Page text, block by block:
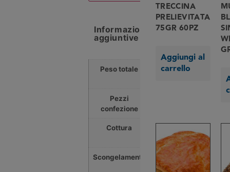
Informazioni
aggiuntive
Peso totale
5,880
Pezzi
confezione
Cottura
min
Scongelamento
30
min
TRECCINA
PRELIEVITATA
75GR 60PZ
Aggiungi al
carrello